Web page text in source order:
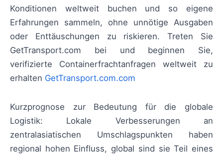
Konditionen weltweit buchen und so eigene
Erfahrungen sammeln, ohne unnötige Ausgaben
oder Enttäuschungen zu riskieren. Treten Sie
GetTransport.com bei und beginnen Sie,
verifizierte Containerfrachtanfragen weltweit zu
erhalten GetTransport.com.com
Kurzprognose zur Bedeutung für die globale
Logistik: Lokale Verbesserungen an
zentralasiatischen Umschlagspunkten haben
regional hohen Einfluss, global sind sie Teil eines